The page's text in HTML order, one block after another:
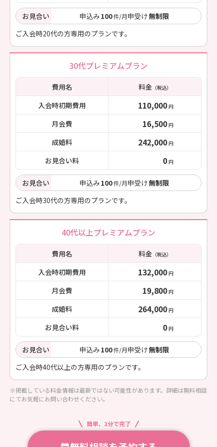
お見合い 申込み100件/月申受け無制限
ご入会時20代の方専用のプランです。
30代プレミアムプラン
費用名 料金（税込）
入会時初期費用 110,000 円
月会費 16,500 円
成婚料 242,000 円
お見合い料 0 円
お見合い 申込み100件/月申受け無制限
ご入会時30代の方専用のプランです。
40代以上プレミアムプラン
費用名 料金（税込）
入会時初期費用 132,000 円
月会費 19,800 円
成婚料 264,000 円
お見合い料 0 円
お見合い 申込み100件/月申受け無制限
ご入会時40代以上の方専用のプランです。
※掲載している料金情報は最新ではない可能性があります。詳細は無料相談
にてお気軽にお問い合わせください。
簡単、1分で完了